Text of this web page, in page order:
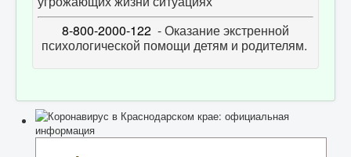
8-800-2000-122 - Оказание экстренной
психологической помощи детям и родителям.